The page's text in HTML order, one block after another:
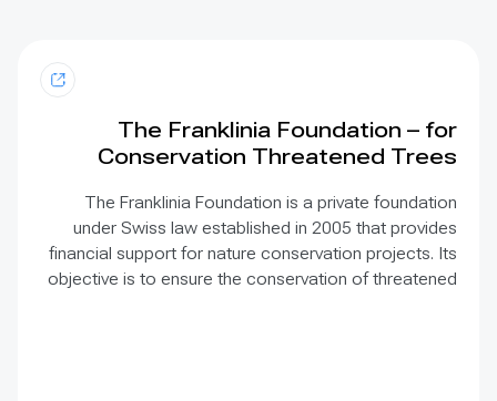
The Franklinia Foundation – for
Conservation Threatened Trees
The Franklinia Foundation is a private foundation
under Swiss law established in 2005 that provides
financial support for nature conservation projects. Its
objective is to ensure the conservation of threatened